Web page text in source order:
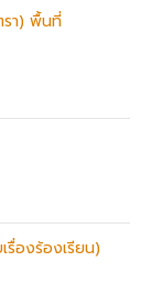
รา) พื้นที่
องร้องเรียน)